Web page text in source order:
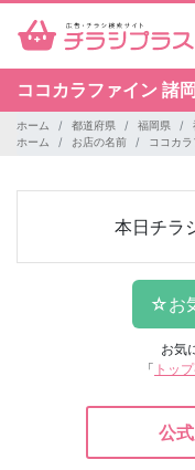
ココカラファイン 諸
ホーム 都道府県 福岡県
ホーム
お店の名前 ココカ
本日チラ
お気
「 トッ
公